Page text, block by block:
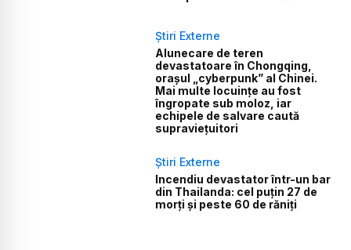
Știri Externe
Alunecare de teren
devastatoare în Chongqing,
orașul „cyberpunk” al Chinei.
Mai multe locuințe au fost
îngropate sub moloz, iar
echipele de salvare caută
supraviețuitori
Știri Externe
Incendiu devastator într-un bar
din Thailanda: cel puțin 27 de
morți și peste 60 de răniți